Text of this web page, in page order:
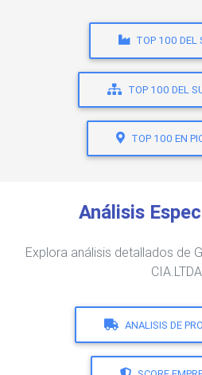
TOP 100 DEL
TOP 100 DEL
TOP 100 EN
Análisis
Explora análisis detallados de
ANALISIS DE